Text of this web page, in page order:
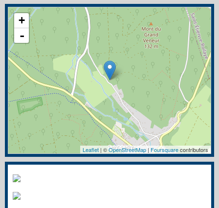
+
-
Leaflet | ©OpenStreetMap | Foursquarecontributors